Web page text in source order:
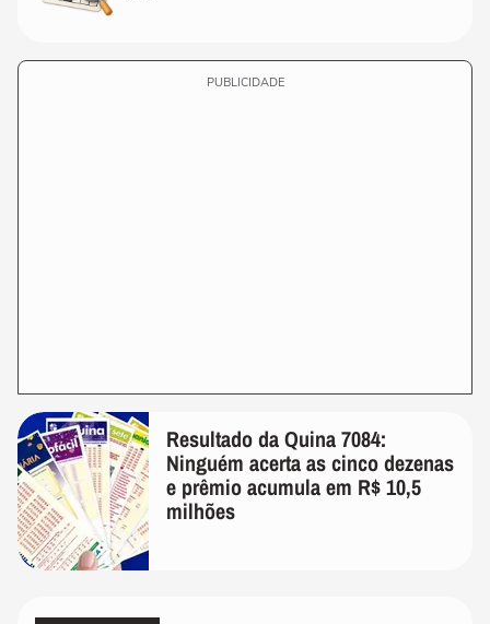
PUBLICIDADE
Resultado da Quina 7084:
Ninguém acerta as cinco dezenas
e prêmio acumula em R$ 10,5
milhões